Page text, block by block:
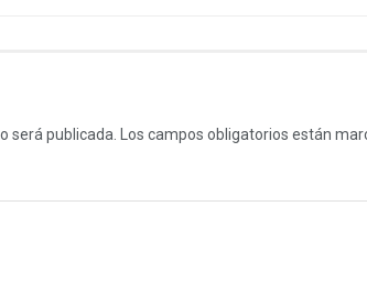
será publicada. Los campos obligatorios están